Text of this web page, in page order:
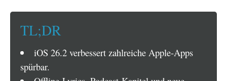
TL;DR
iOS 26.2 verbessert zahlreiche Apple-Apps
spürbar.